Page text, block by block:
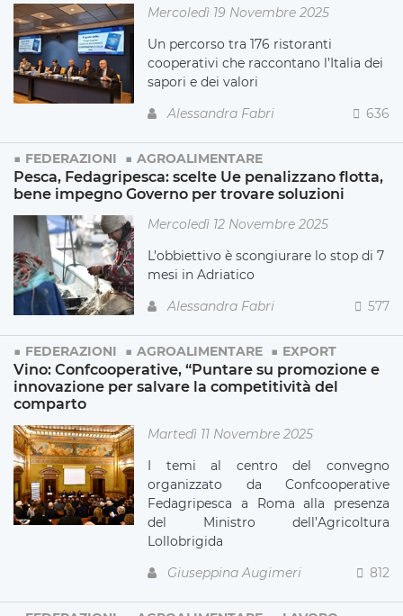
Mercoledì 19 Novembre 2025
Un percorso tra 176 ristoranti
cooperativi che raccontano l’Italia dei
sapori e dei valori
Alessandra Fabri
636
FEDERAZIONI AGROALIMENTARE
Pesca, Fedagripesca: scelte Ue penalizzano flotta,
bene impegno Governo per trovare soluzioni
Mercoledì 12 Novembre 2025
L’obbiettivo è scongiurare lo stop di 7
mesi in Adriatico
Alessandra Fabri
577
FEDERAZIONI AGROALIMENTARE EXPORT
Vino: Confcooperative, “Puntare su promozione e
innovazione per salvare la competitività del
comparto
Martedì 11 Novembre 2025
I temi al centro del convegno
organizzato da Confcooperative
Fedagripesca a Roma alla presenza
del Ministro dell’Agricoltura
Lollobrigida
Giuseppina Augimeri
812